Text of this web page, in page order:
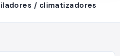
/ climatizadores